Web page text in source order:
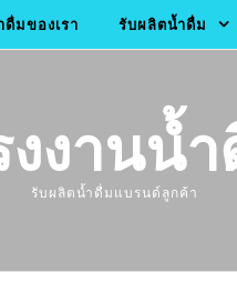
มของเรา รับผลิตน้ำดื่ม
รับผลิตน้ำดื่มแบรนด์ลูกค้า